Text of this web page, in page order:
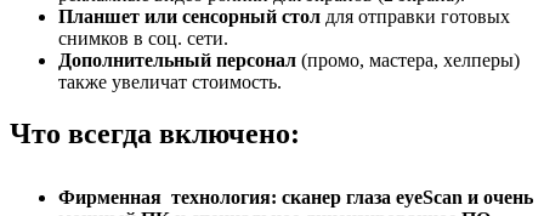
Планшет или сенсорный стол для отправки готовых
снимков в соц. сети.
Дополнительный персонал (промо, мастера, хелперы)
также увеличат стоимость.
Что всегда включено:
Фирменная технология: сканер глаза eyeScan и очень